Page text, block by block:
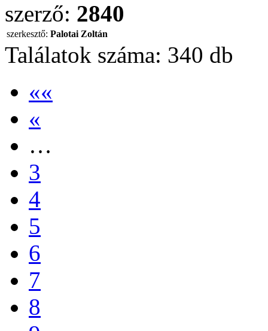
szerző: 2840
szerkesztő: Palotai Zoltán
Találatok száma: 340 db
««
«
…
3
4
5
6
7
8